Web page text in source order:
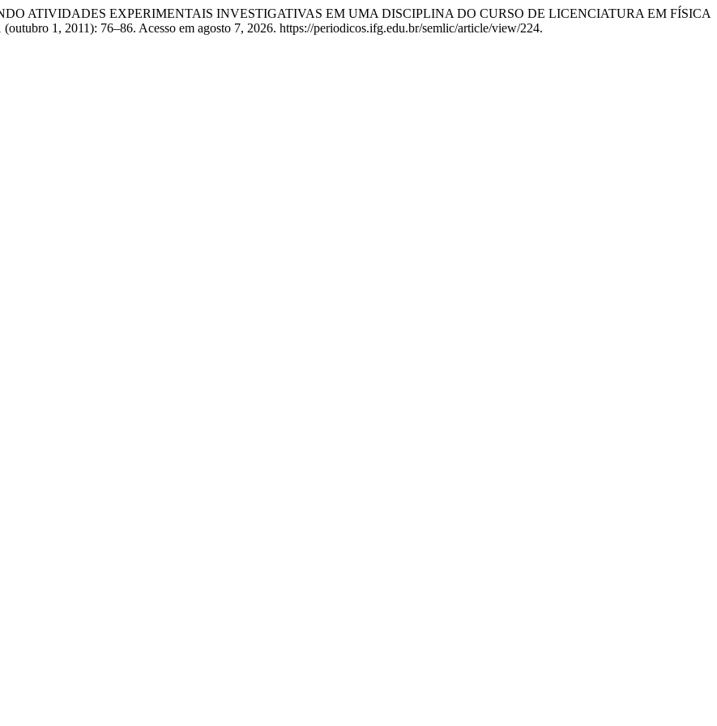
ATIVIDADES EXPERIMENTAIS INVESTIGATIVAS EM UMA DISCIPLINA DO CURSO DE LICENCIATURA EM FÍSICA
(outubro 1, 2011): 76–86. Acesso em agosto 7, 2026. https://periodicos.ifg.edu.br/semlic/article/view/224.